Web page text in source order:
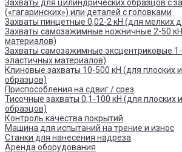
Захваты для цилиндрических образцов с
(«гагаринских») или деталей с головками
Захваты пинцетные 0,02-2 кН (для мелких
Захваты самозажимные ножничные 2-50
материалов)
Захваты самозажимные эксцентриковые
эластичных материалов)
Клиновые захваты 10-500 кН (для плоских
образцов)
Приспособления на сдвиг / срез
Тисочные захваты 0,1-100 кН (для плоских
образцов)
Контроль качества покрытий
Машина для испытаний на трение и износ
Cтанки для нанесения надреза
Аренда оборудования